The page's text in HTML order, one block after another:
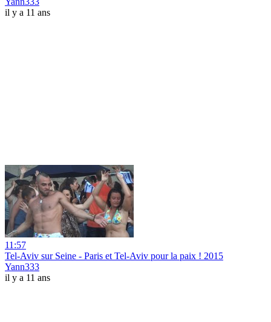
il y a 11 ans
11:57
Tel-Aviv sur Seine - Paris et Tel-Aviv pour la paix ! 2015
Yann333
il y a 11 ans